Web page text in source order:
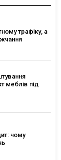
трафіку, а
меблів під
чому